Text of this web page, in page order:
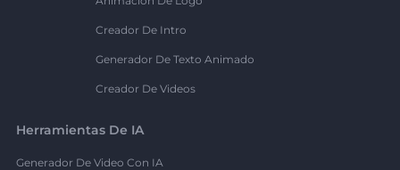
Creador De Intro
Generador De Texto Animado
Creador De Videos
Herramientas De IA
Generador De Video Con IA